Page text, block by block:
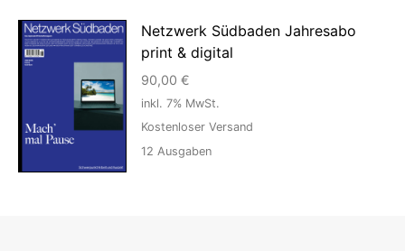
Netzwerk Südbaden Jahresabo
print & digital
90,00 €
inkl. 7% MwSt.
Kostenloser Versand
12 Ausgaben